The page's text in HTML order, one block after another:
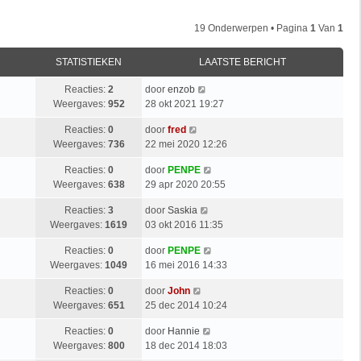
19 Onderwerpen • Pagina 1 Van 1
STATISTIEKEN LAATSTE BERICHT
Reacties: 2
Weergaves: 952
door enzob
28 okt 2021 19:27
Reacties: 0
Weergaves: 736
door fred
22 mei 2020 12:26
Reacties: 0
Weergaves: 638
door PENPE
29 apr 2020 20:55
Reacties: 3
Weergaves: 1619
door Saskia
03 okt 2016 11:35
Reacties: 0
Weergaves: 1049
door PENPE
16 mei 2016 14:33
Reacties: 0
Weergaves: 651
door John
25 dec 2014 10:24
Reacties: 0
Weergaves: 800
door Hannie
18 dec 2014 18:03